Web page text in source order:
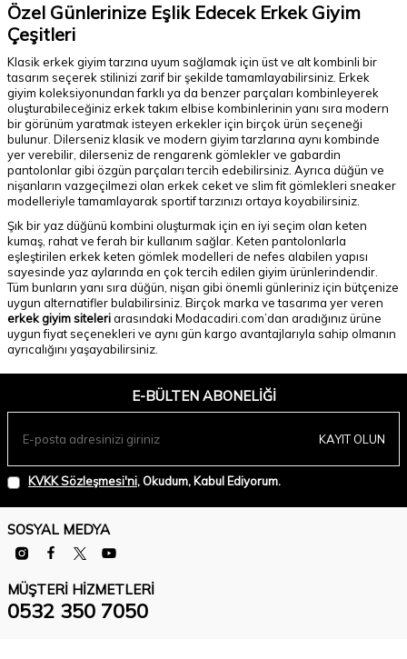
Özel Günlerinize Eşlik Edecek Erkek Giyim
Çeşitleri
Klasik erkek giyim tarzına uyum sağlamak için üst ve alt kombinli bir
tasarım seçerek stilinizi zarif bir şekilde tamamlayabilirsiniz. Erkek
giyim koleksiyonundan farklı ya da benzer parçaları kombinleyerek
oluşturabileceğiniz erkek takım elbise kombinlerinin yanı sıra modern
bir görünüm yaratmak isteyen erkekler için birçok ürün seçeneği
bulunur. Dilerseniz klasik ve modern giyim tarzlarına aynı kombinde
yer verebilir, dilerseniz de rengarenk gömlekler ve gabardin
pantolonlar gibi özgün parçaları tercih edebilirsiniz. Ayrıca düğün ve
nişanların vazgeçilmezi olan erkek ceket ve slim fit gömlekleri sneaker
modelleriyle tamamlayarak sportif tarzınızı ortaya koyabilirsiniz.
Şık bir yaz düğünü kombini oluşturmak için en iyi seçim olan keten
kumaş, rahat ve ferah bir kullanım sağlar. Keten pantolonlarla
eşleştirilen erkek keten gömlek modelleri de nefes alabilen yapısı
sayesinde yaz aylarında en çok tercih edilen giyim ürünlerindendir.
Tüm bunların yanı sıra düğün, nişan gibi önemli günleriniz için bütçenize
uygun alternatifler bulabilirsiniz. Birçok marka ve tasarıma yer veren
erkek giyim siteleriarasındaki Modacadiri.com’dan aradığınız ürüne
uygun fiyat seçenekleri ve aynı gün kargo avantajlarıyla sahip olmanın
ayrıcalığını yaşayabilirsiniz.
E-BÜLTEN ABONELIĞI
KAYIT OLUN
KVKK Sözleşmesi'ni, Okudum, Kabul Ediyorum.
SOSYAL MEDYA
MÜŞTERI HIZMETLERI
0532 350 7050